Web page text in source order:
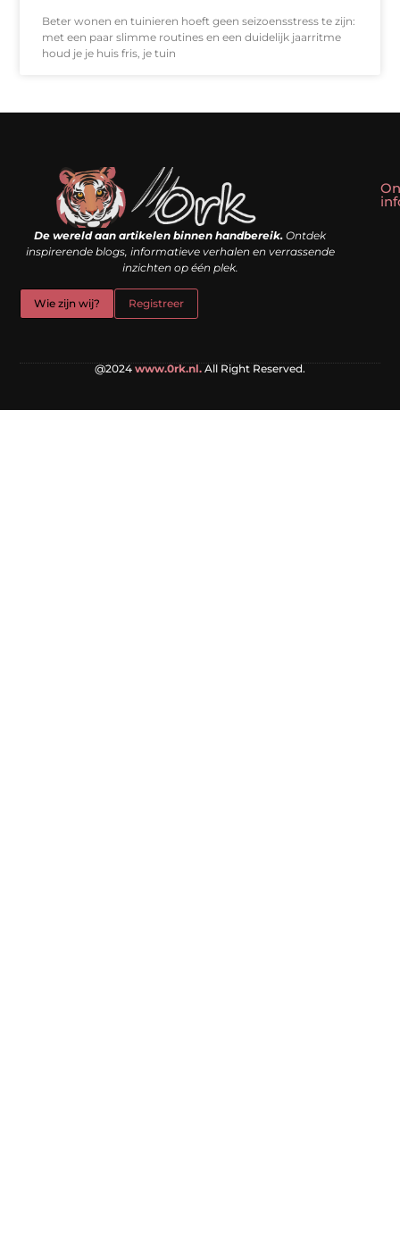
Beter wonen en tuinieren hoeft geen seizoensstress te zijn:
met een paar slimme routines en een duidelijk jaarritme
houd je je huis fris, je tuin
De wereld aan artikelen binnen handbereik. Ontdek
inspirerende blogs, informatieve verhalen en verrassende
inzichten op één plek.
Wie zijn wij? Registreer
@2024 www.0rk.nl. All Right Reserved.